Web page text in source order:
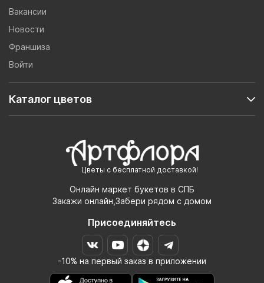
Цветы с бесплатной доставкой!
Онлайн маркет букетов в СПБ
Закажи онлайн,Забери рядом с домом
Присоединяйтесь
-10% на первый заказ в приложении
Вакансии
Новости
Франшиза
Войти
Каталог цветов